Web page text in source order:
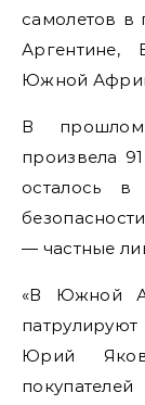
самолетов в
Аргентине,
Южной
В прошлом
произвела
осталось
— частные
«В Южной
Юрий